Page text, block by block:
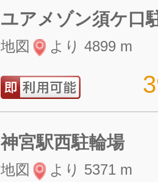
ユアメゾン須ケ口
地図 より 4899 m
神宮駅西駐輪場
地図 より 5371 m